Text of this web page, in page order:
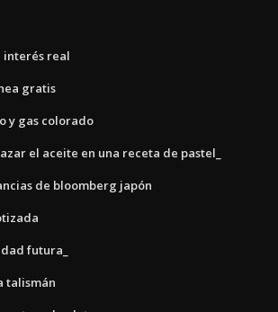
interés real
gratis
y gas colorado
el aceite en una receta de pastel_
de bloomberg japón
futura_
talismán